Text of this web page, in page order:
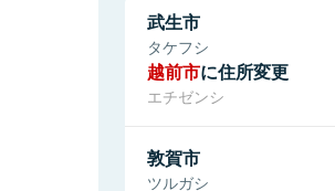
武生市
タケフシ
越前市に住所変更
エチゼンシ
敦賀市
ツルガシ